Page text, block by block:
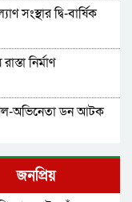
সংস্থার দ্বি-বার্ষিক
নির্মাণ
অভিনেতা ডন আটক
কমিটি অনুমোদন:
সচিব সরদার
জনপ্রিয়